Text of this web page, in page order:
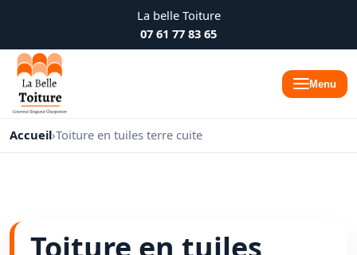
La belle Toiture
07 61 77 83 65
Menu
Accueil›Toiture en tuiles terre cuite